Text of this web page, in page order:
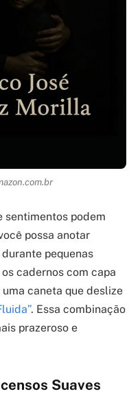
sentimentos podem
possa anotar
pequenas
cadernos com capa
caneta que deslize
. Essa combinação
prazeroso e
Suaves